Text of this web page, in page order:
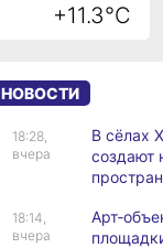
+11.3°C
НОВОСТИ
18:28,
вчера
В сёлах
создают
18:14,
вчера